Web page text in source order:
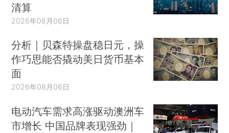
清算
2026年08月06日
分析｜贝森特操盘稳日元，操
作巧思能否撬动美日货币基本
面
2026年08月06日
电动汽车需求高涨驱动澳洲车
市增长 中国品牌表现强劲｜